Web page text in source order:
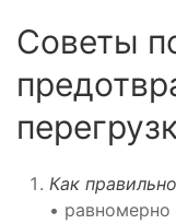
Советы
Как
•